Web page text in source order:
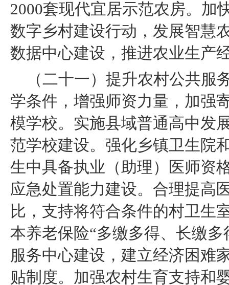
2000套现代宜居示范农房。加
数字乡村建设行动，发展智慧
数据中心建设，推进农业生产
（二十一）提升农村公共
学条件，增强师资力量，加强
模学校。实施县域普通高中发
范学校建设。强化乡镇卫生院
生中具备执业（助理）医师资
应急处置能力建设。合理提高
比，支持将符合条件的村卫生
本养老保险“多缴多得、长缴
服务中心建设，建立经济困难
贴制度。加强农村生育支持和